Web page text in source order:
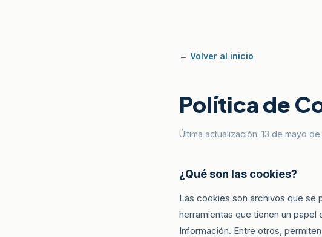
← Volver al inicio
Política de
Última actualización: 13 de mayo
¿Qué son las cookies?
Las cookies son archivos que se
herramientas que tienen un
Información. Entre otros,